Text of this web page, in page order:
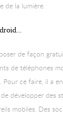
de la lumière.
de façon
de téléphones
Pour ce faire, il a
développer des
mobiles. Des